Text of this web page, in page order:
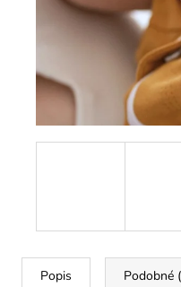
Popis Podobné